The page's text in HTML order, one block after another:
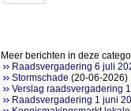
Meer berichten in deze
Raadsvergadering 6 juli
Stormschade (20-06-2026)
Verslag raadsvergadering
Raadsvergadering 1 juni